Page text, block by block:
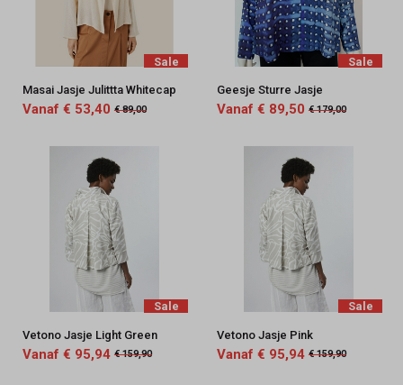
Sale
Masai Jasje Julittta Whitecap
Vanaf € 53,40 € 89,00
Sale
Geesje Sturre Jasje
Vanaf € 89,50 € 179,00
Sale
Vetono Jasje Light Green
Vanaf € 95,94 € 159,90
Sale
Vetono Jasje Pink
Vanaf € 95,94 € 159,90